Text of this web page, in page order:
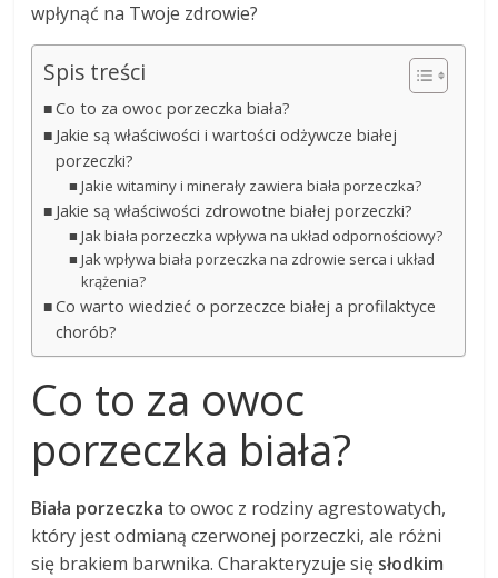
wpłynąć na Twoje zdrowie?
Spis treści
Co to za owoc porzeczka biała?
Jakie są właściwości i wartości odżywcze białej
porzeczki?
Jakie witaminy i minerały zawiera biała porzeczka?
Jakie są właściwości zdrowotne białej porzeczki?
Jak biała porzeczka wpływa na układ odpornościowy?
Jak wpływa biała porzeczka na zdrowie serca i układ
krążenia?
Co warto wiedzieć o porzeczce białej a profilaktyce
chorób?
Co to za owoc
porzeczka biała?
Biała porzeczka to owoc z rodziny agrestowatych,
który jest odmianą czerwonej porzeczki, ale różni
się brakiem barwnika. Charakteryzuje się słodkim